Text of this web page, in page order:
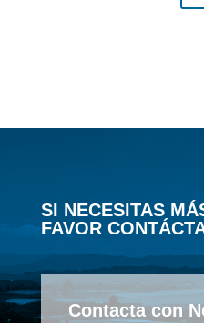
SI NECESITAS
FAVOR
Contacta con